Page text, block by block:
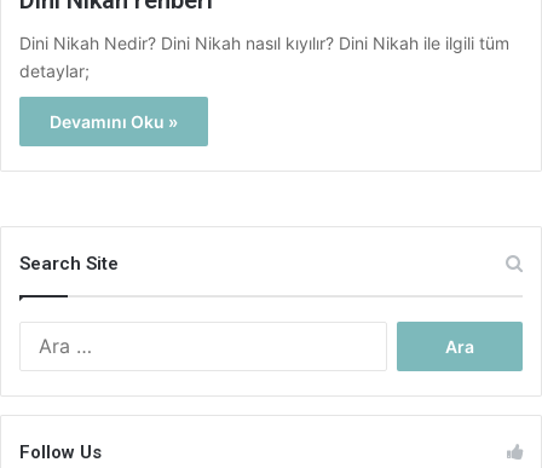
Dini Nikah Nedir? Dini Nikah nasıl kıyılır? Dini Nikah ile ilgili tüm
detaylar;
Devamını Oku »
Search Site
Follow Us